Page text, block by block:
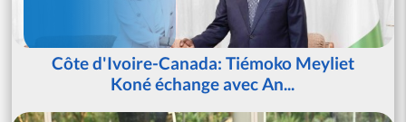
Côte d'Ivoire-Canada: Tiémoko Meyliet
Koné échange avec An...